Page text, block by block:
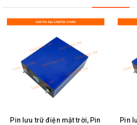
Pin lưu trữ điện mặt trời, Pin
Pin